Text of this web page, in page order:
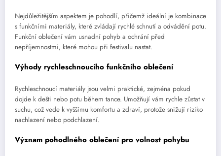
Nejdůležitějším aspektem je pohodlí, přičemž ideální je kombinace
s funkčními materiály, které zvládají rychlé schnutí a odvádění potu.
Funkční oblečení vám usnadní pohyb a ochrání před
nepříjemnostmi, které mohou při festivalu nastat.
Výhody rychleschnoucího funkčního oblečení
Rychleschnoucí materiály jsou velmi praktické, zejména pokud
dojde k dešti nebo potu během tance. Umožňují vám rychle zůstat v
suchu, což vede k vyššímu komfortu a zdraví, protože snižují riziko
nachlazení nebo podchlazení.
Význam pohodlného oblečení pro volnost pohybu